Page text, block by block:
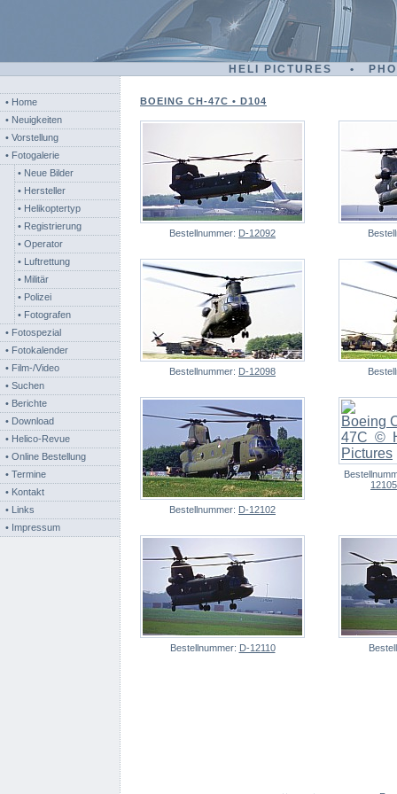
HELI PICTURES •
• Home
• Neuigkeiten
• Vorstellung
• Fotogalerie
• Neue Bilder
• Hersteller
• Helikoptertyp
• Registrierung
• Operator
• Luftrettung
• Militär
• Polizei
• Fotografen
• Fotospezial
• Fotokalender
• Film-/Video
• Suchen
• Berichte
• Download
• Helico-Revue
• Online Bestellung
• Termine
• Kontakt
• Links
• Impressum
BOEING CH-47C • D104
Bestellnummer: D-12092
Bestellnummer: D-12098
Bestellnummer: D-12102
12105
Bestellnummer: D-12110